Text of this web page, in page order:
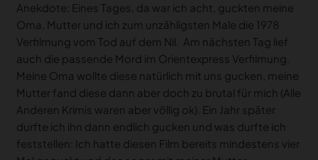
Anekdote: Eines Tages, da war ich acht, guckten meine
Oma, Mutter und ich zum unzähligsten Male die 1978
Verfilmung vom Tod auf dem Nil. Am nächsten Tag lief
auch die passende Mord im Orientexpress Verfilmung.
Meine Oma wollte diese natürlich mit uns gucken, meine
Mutter fand diese dann aber doch zu brutal für mich (Alle
Anderen Krimis waren aber völlig ok). Ein Jahr später
durfte ich ihn dann endlich gucken und was durfte ich
feststellen: Ich hatte diesen Film bereits mindestens vier